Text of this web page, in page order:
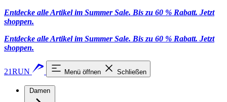
Entdecke alle Artikel im Summer Sale. Bis zu 60 % Rabatt. Jetzt
shoppen.
Entdecke alle Artikel im Summer Sale. Bis zu 60 % Rabatt. Jetzt
shoppen.
21RUN Menü öffnen Schließen
Damen